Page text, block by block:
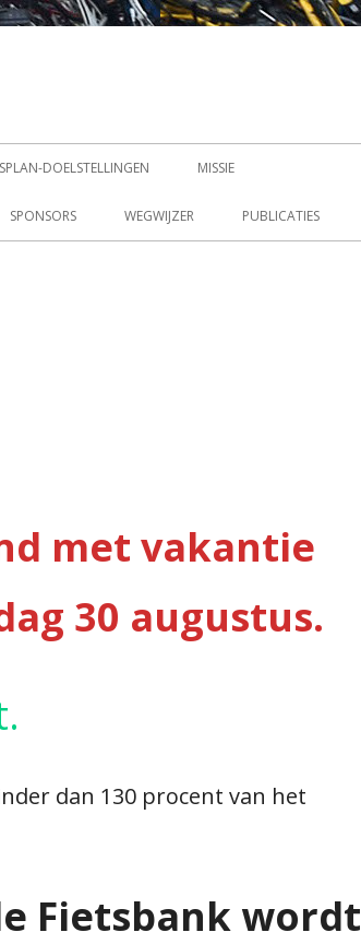
DOELSTELLINGEN MISSIE
SPONSORS WEGWIJZER PUBLICATIES
met vakantie
30 augustus.
dan 130 procent van het
Fietsbank wordt